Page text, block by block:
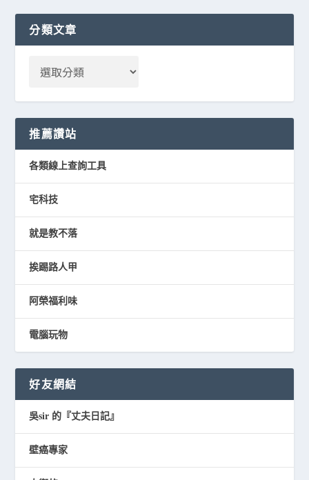
分類文章
推薦讚站
各類線上查詢工具
宅科技
就是教不落
挨踢路人甲
阿榮福利味
電腦玩物
好友網結
吳sir 的『丈夫日記』
壁癌專家